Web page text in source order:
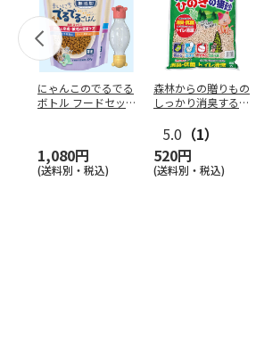
にゃんこのでるでる
ボトル フードセッ
1,080円
(送料別・税込)
森林からの贈りもの
しっかり消臭するひ
5.0 （1）
520円
(送料別・税込)